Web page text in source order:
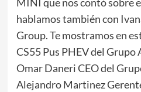
MINI que nos contó sobre
hablamos también con
Group. Te mostramos en
CS55 Pus PHEV del
Omar Daneri CEO del
Alejandro Martinez